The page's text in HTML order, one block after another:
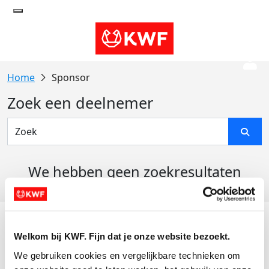
Welkom bij KWF. Fijn dat je onze website bezoekt.
We gebruiken cookies en vergelijkbare technieken om
Sponsor
Zoek een deelnemer
We hebben geen zoekresultaten
Actiematerialen
Evenementen